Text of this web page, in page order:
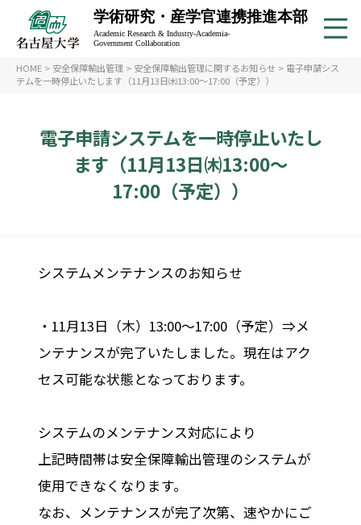
学術研究・産学官連携推進本部
Academic Research & Industry-Academia-
Government Collaboration
電子申請システムを一時停止いたし
ます（11月13日㈭13:00～
17:00（予定））
HOME > 安全保障輸出管理 > 安全保障輸出管理に関するお知らせ > 電子申請シス
テムを一時停止いたします（11月13日㈭13:00～17:00（予定））
システムメンテナンスのお知らせ
・11月13日（木）13:00～17:00（予定）⇒メ
ンテナンスが完了いたしました。現在はアク
セス可能な状態となっております。
システムのメンテナンス対応により
上記時間帯は安全保障輸出管理のシステムが
使用できなくなります。
なお、メンテナンスが完了次第、速やかにご